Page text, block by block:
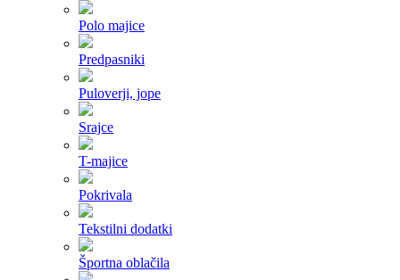
Polo majice
Predpasniki
Puloverji, jope
Srajce
T-majice
Pokrivala
Tekstilni dodatki
Športna oblačila